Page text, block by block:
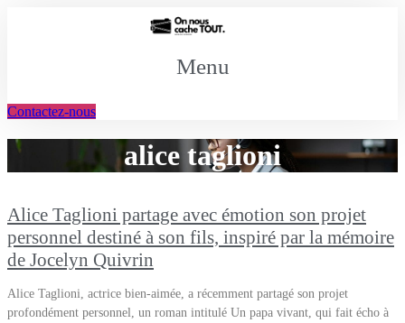
Menu
Contactez-nous
alice taglioni
Alice Taglioni partage avec émotion son projet
personnel destiné à son fils, inspiré par la mémoire
de Jocelyn Quivrin
Alice Taglioni, actrice bien-aimée, a récemment partagé son projet
profondément personnel, un roman intitulé Un papa vivant, qui fait écho à